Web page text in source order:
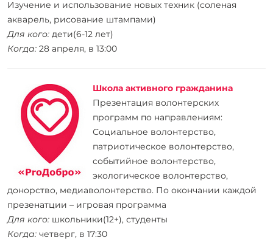
Изучение и использование новых техник (соленая
акварель, рисование штампами)
Для кого: дети(6-12 лет)
Когда: 28 апреля, в 13:00
Школа активного гражданина
Презентация волонтерских
программ по направлениям:
Социальное волонтерство,
патриотическое волонтерство,
событийное волонтерство,
экологическое волонтерство,
донорство, медиаволонтерство. По окончании каждой
презенатции – игровая программа
Для кого: школьники(12+), студенты
Когда: четверг, в 17:30